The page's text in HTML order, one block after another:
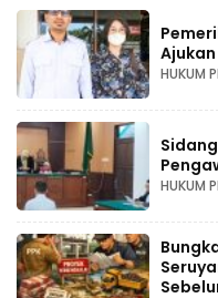
HUKUM
HUKUM